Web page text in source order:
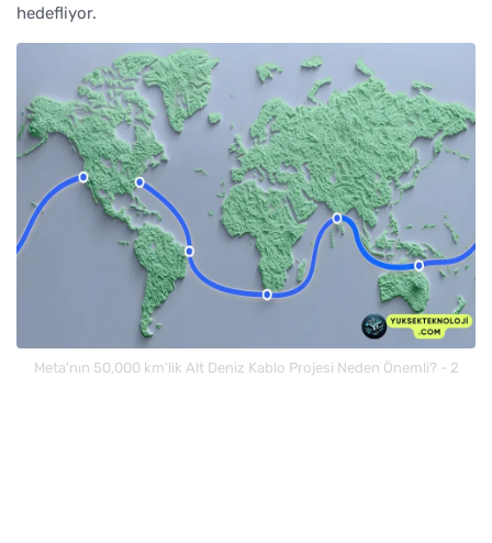
hedefliyor.
Meta'nın 50,000 km'lik Alt Deniz Kablo Projesi Neden Önemli? - 2